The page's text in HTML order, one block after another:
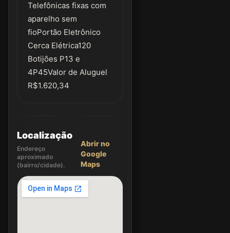
Telefônicas fixas com
aparelho sem
fioPortão Eletrônico
Cerca Elétrica120
Botijões P13 e
4P45Valor de Aluguel
R$1.620,34
Localização
Endereço
aproximado
(bairro/cidade).
Abrir no
Google
Maps